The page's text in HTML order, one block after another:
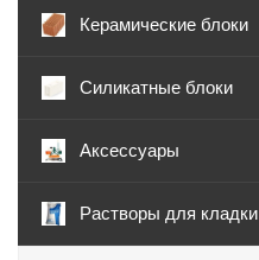
Керамические блоки
Силикатные блоки
Аксессуары
Растворы для кладки